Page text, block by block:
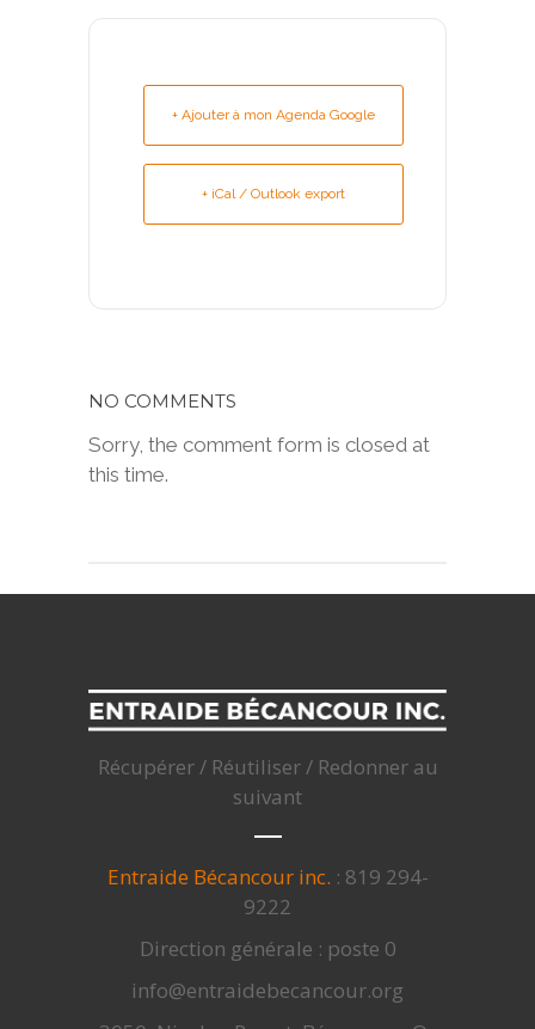
+ Ajouter à mon Agenda Google
+ iCal / Outlook export
NO COMMENTS
Sorry, the comment form is closed at
this time.
Récupérer / Réutiliser / Redonner au
suivant
Entraide Bécancour inc. : 819 294-
9222
Direction générale : poste 0
info@entraidebecancour.org